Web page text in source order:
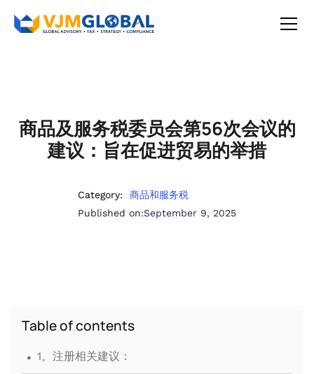
商品及服务税委员会第56次会议的
建议：旨在促进贸易的举措
Category:
商品和服务税
Published on:September 9, 2025
Table of contents
. 1。注册相关建议：